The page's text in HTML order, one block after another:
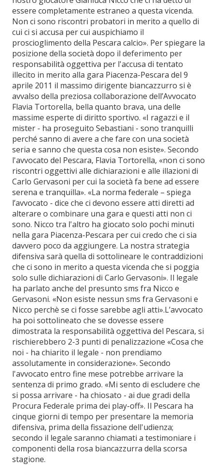
essere completamente estraneo a questa vicenda.
Non ci sono riscontri probatori in merito a quello di
cui ci si accusa per cui auspichiamo il
proscioglimento della Pescara calcio». Per spiegare la
posizione della società dopo il deferimento per
responsabilità oggettiva per l'accusa di tentato
illecito in merito alla gara Piacenza-Pescara del 9
aprile 2011 il massimo dirigente biancazzurro si è
avvalso della preziosa collaborazione dell’Avvocato
Flavia Tortorella, bella quanto brava, una delle
massime esperte di diritto sportivo. «I ragazzi e il
mister - ha proseguito Sebastiani - sono tranquilli
perché sanno di avere a che fare con una società
seria e sanno che questa cosa non esiste». Secondo
l'avvocato del Pescara, Flavia Tortorella, «non ci sono
riscontri oggettivi alle dichiarazioni e alle illazioni di
Carlo Gervasoni per cui la società fa bene ad essere
serena e tranquilla». «La norma federale – spiega
l’avvocato - dice che ci devono essere atti diretti ad
alterare o combinare una gara e questi atti non ci
sono. Nicco tra l'altro ha giocato solo pochi minuti
nella gara Piacenza-Pescara per cui credo che ci sia
davvero poco da aggiungere. La nostra strategia
difensiva sarà quella di sottolineare le contraddizioni
che ci sono in merito a questa vicenda che si poggia
solo sulle dichiarazioni di Carlo Gervasoni». Il legale
ha parlato anche del presunto sms fra Nicco e
Gervasoni. «Non esiste nessun sms fra Gervasoni e
Nicco perchè se ci fosse sarebbe agli atti».L’avvocato
ha poi sottolineato che se dovesse essere
dimostrata la responsabilità oggettiva del Pescara, si
rischierebbero 2-3 punti di penalizzazione «Cosa che
noi - ha chiarito il legale - non prendiamo
assolutamente in considerazione». Secondo
l'avvocato entro fine mese potrebbe arrivare la
sentenza di primo grado. «Mi sento di escludere che
si possa arrivare - ha chiosato - ai due gradi della
Procura Federale prima dei play-off». Il Pescara ha
cinque giorni di tempo per presentare la memoria
difensiva, prima della fissazione dell'udienza;
secondo il legale saranno chiamati a testimoniare i
componenti della rosa biancazzurra della scorsa
stagione.